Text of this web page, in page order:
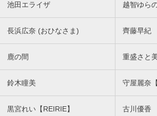
池田エライザ 越智ゆら
長浜広奈 (おひなさま) 齊藤早紀
鹿の間 重盛さと
鈴木瞳美 守屋麗奈
黒宮れい【REIRIE】 古川優香